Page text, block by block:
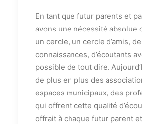
En tant que futur parents et
avons une nécessité absolue
un cercle, un cercle d’amis, de
connaissances, d’écoutants
possible de tout dire.
de plus en plus des
espaces municipaux, des
qui offrent cette qualité
offrait à chaque futur parent